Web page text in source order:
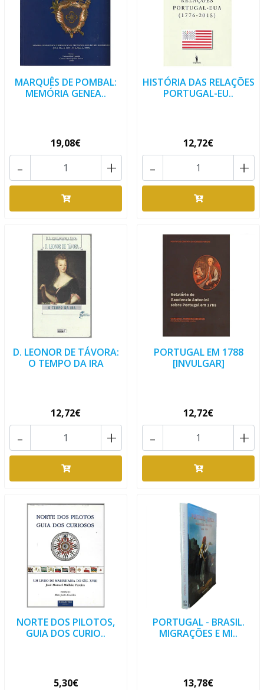
MARQUÊS DE POMBAL:
MEMÓRIA GENEA..
19,08€
+
-
HISTÓRIA DAS RELAÇÕES
PORTUGAL-EU..
12,72€
+
-
D. LEONOR DE TÁVORA:
O TEMPO DA IRA
12,72€
+
-
PORTUGAL EM 1788
[INVULGAR]
12,72€
+
-
NORTE DOS PILOTOS,
GUIA DOS CURIO..
5,30€
PORTUGAL - BRASIL.
MIGRAÇÕES E MI..
13,78€